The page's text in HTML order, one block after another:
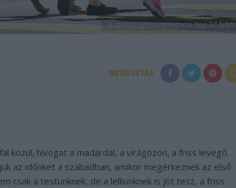
6 tavaszi egeszsegmegorzo tipp 50 felett
MEGOSZTÁS
közül, hívogat a madárdal, a virágözön, a friss levegő.
az időnket a szabadban, amikor megérkeznek az első
csak a testünknek, de a lelkünknek is jót tesz, a friss